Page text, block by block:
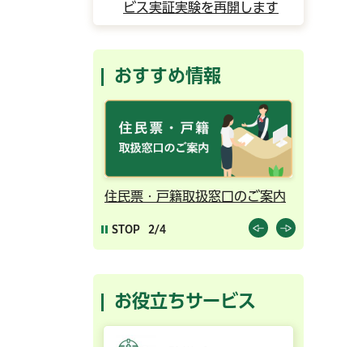
ビス実証実験を再開します
おすすめ情報
住民票・戸籍取扱窓口のご案内
STOP 2/4
お役立ちサービス